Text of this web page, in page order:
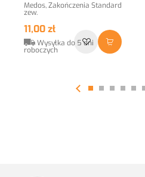
Medos, Zakończenia Standard
zew.
11,00 zł
Wysyłka do 5 dni
roboczych